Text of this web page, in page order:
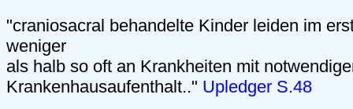
"craniosacral behandelte Kinder leiden im
weniger
als halb so oft an Krankheiten mit
Krankenhausaufenthalt.." Upledger S.48